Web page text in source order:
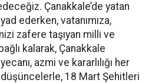
Çanakkale’de yatan
ederken, vatanımıza,
zafere taşıyan milli ve
kalarak, Çanakkale
azmi ve kararlılığı her
18 Mart Şehitleri